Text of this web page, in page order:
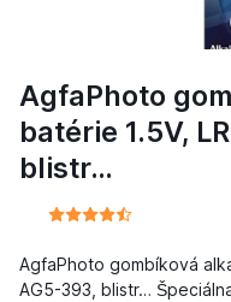
AgfaPhoto
batérie 1.5V,
blistr…
AgfaPhoto gombíková
AG5-393, blistr…